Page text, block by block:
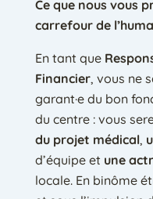
Ce que nous vous
carrefour de
En tant que
Financier, vous ne
garant·e du bon
du centre : vous
du projet médical,
d’équipe et une
locale. En binôme